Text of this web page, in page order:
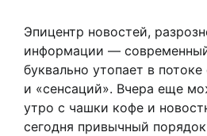
Эпицентр новостей,
информации —
буквально утопает в
и «сенсаций». Вчера еще
утро с чашки кофе и
сегодня привычный